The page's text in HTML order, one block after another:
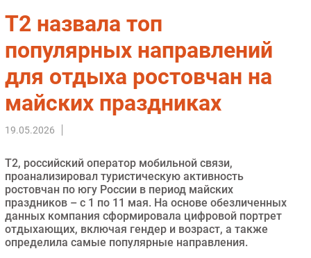
Импорто­замещение
Автоматизация Промышленности
Интернет
Мобильная связь
Фиксированная связь
Интеграция
Маркетинг
Торговые сети
Оборудование
ПО
Outsourcing
T2 назвала топ
популярных направлений
для отдыха ростовчан на
майских праздниках
19.05.2026
Т2, российский оператор мобильной связи,
проанализировал туристическую активность
ростовчан по югу России в период майских
праздников – с 1 по 11 мая. На основе обезличенных
данных компания сформировала цифровой портрет
отдыхающих, включая гендер и возраст, а также
определила самые популярные направления.